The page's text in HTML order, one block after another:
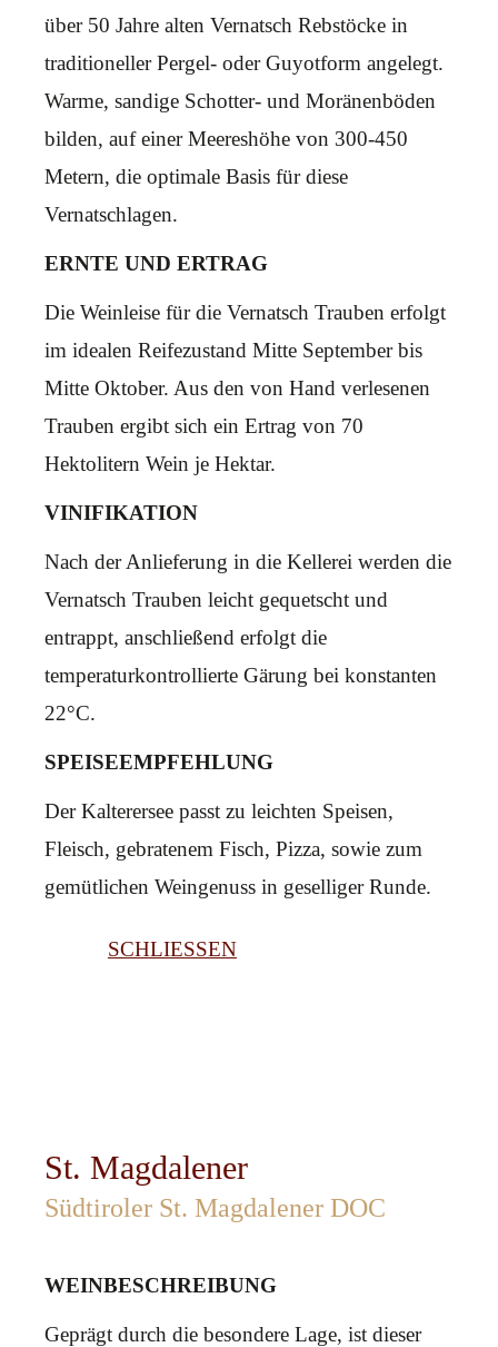
über 50 Jahre alten Vernatsch Rebstöcke in
traditioneller Pergel- oder Guyotform angelegt.
Warme, sandige Schotter- und Moränenböden
bilden, auf einer Meereshöhe von 300-450
Metern, die optimale Basis für diese
Vernatschlagen.
ERNTE UND ERTRAG
Die Weinleise für die Vernatsch Trauben erfolgt
im idealen Reifezustand Mitte September bis
Mitte Oktober. Aus den von Hand verlesenen
Trauben ergibt sich ein Ertrag von 70
Hektolitern Wein je Hektar.
VINIFIKATION
Nach der Anlieferung in die Kellerei werden die
Vernatsch Trauben leicht gequetscht und
entrappt, anschließend erfolgt die
temperaturkontrollierte Gärung bei konstanten
22°C.
SPEISEEMPFEHLUNG
Der Kalterersee passt zu leichten Speisen,
Fleisch, gebratenem Fisch, Pizza, sowie zum
gemütlichen Weingenuss in geselliger Runde.
SCHLIESSEN
St. Magdalener
Südtiroler St. Magdalener DOC
WEINBESCHREIBUNG
Geprägt durch die besondere Lage, ist dieser